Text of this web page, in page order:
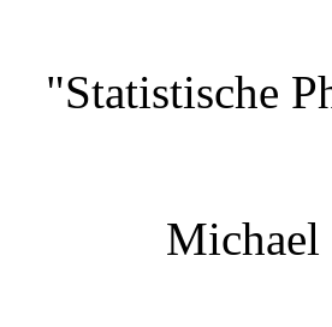
"Statistische
Michael